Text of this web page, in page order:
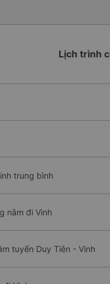
Lịch trình
trung bình
nằm đi Vinh
tuyến Duy Tiên - Vinh